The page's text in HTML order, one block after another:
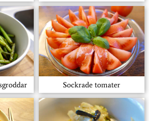
Sockrade tomater